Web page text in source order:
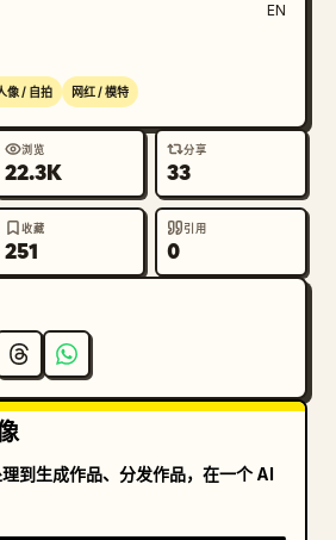
EN
像 / 自拍 网红 / 模特
浏览
22.3K
分享
33
收藏
251
引用
0
到生成作品、分发作品，在一个 AI